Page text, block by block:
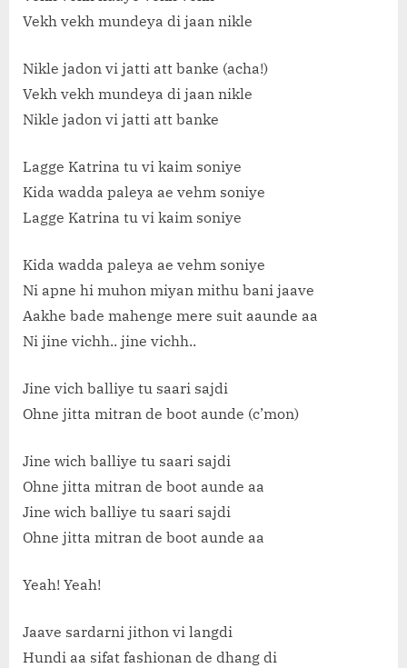
Vekh vekh mundeya di jaan nikle
Nikle jadon vi jatti att banke (acha!)
Vekh vekh mundeya di jaan nikle
Nikle jadon vi jatti att banke
Lagge Katrina tu vi kaim soniye
Kida wadda paleya ae vehm soniye
Lagge Katrina tu vi kaim soniye
Kida wadda paleya ae vehm soniye
Ni apne hi muhon miyan mithu bani jaave
Aakhe bade mahenge mere suit aaunde aa
Ni jine vichh.. jine vichh..
Jine vich balliye tu saari sajdi
Ohne jitta mitran de boot aunde (c’mon)
Jine wich balliye tu saari sajdi
Ohne jitta mitran de boot aunde aa
Jine wich balliye tu saari sajdi
Ohne jitta mitran de boot aunde aa
Yeah! Yeah!
Jaave sardarni jithon vi langdi
Hundi aa sifat fashionan de dhang di